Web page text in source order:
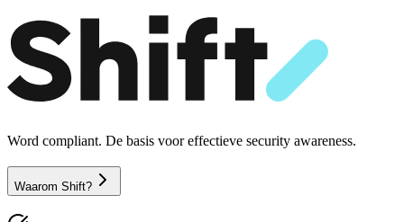
Word compliant. De basis voor effectieve security awareness.
Waarom Shift?